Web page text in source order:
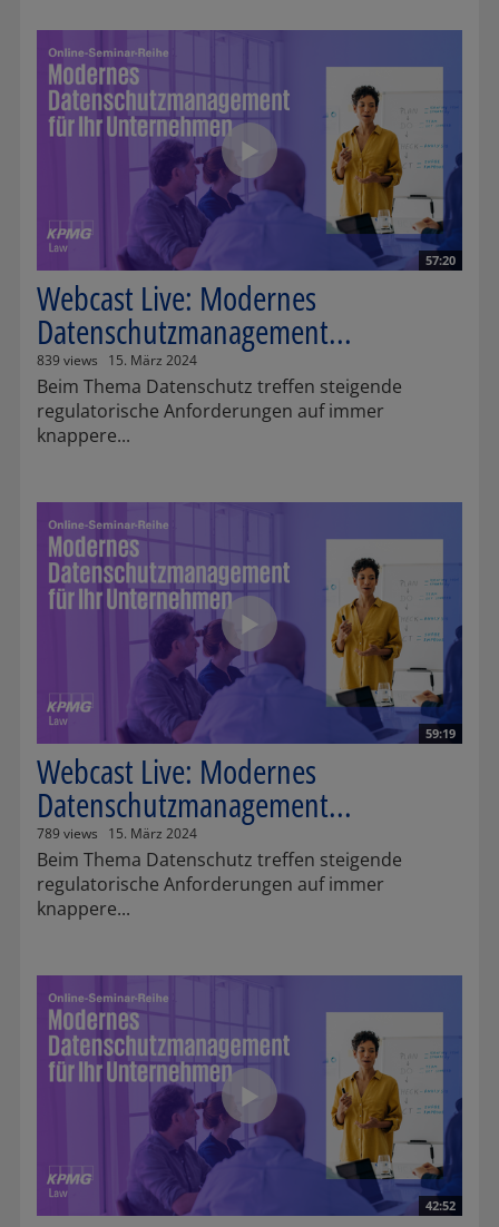
57:20
Webcast Live: Modernes
Datenschutzmanagement...
839 views 15. März 2024
Beim Thema Datenschutz treffen steigende
regulatorische Anforderungen auf immer
knappere...
59:19
Webcast Live: Modernes
Datenschutzmanagement...
789 views 15. März 2024
Beim Thema Datenschutz treffen steigende
regulatorische Anforderungen auf immer
knappere...
42:52